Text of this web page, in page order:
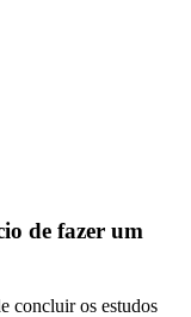
de fazer um
concluir os estudos